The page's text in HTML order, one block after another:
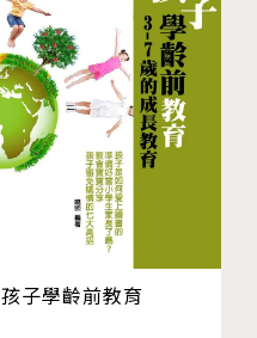
輔仁大學心理系副教授
證的注意力教養法》
Baddeley），工作記憶
的大師；博士後師從麗
Feldman Barrett, P
士，情緒研究方面的領
更高效
學習最棒的養分
事
建議
、答案與說明
孩子學齡前教育